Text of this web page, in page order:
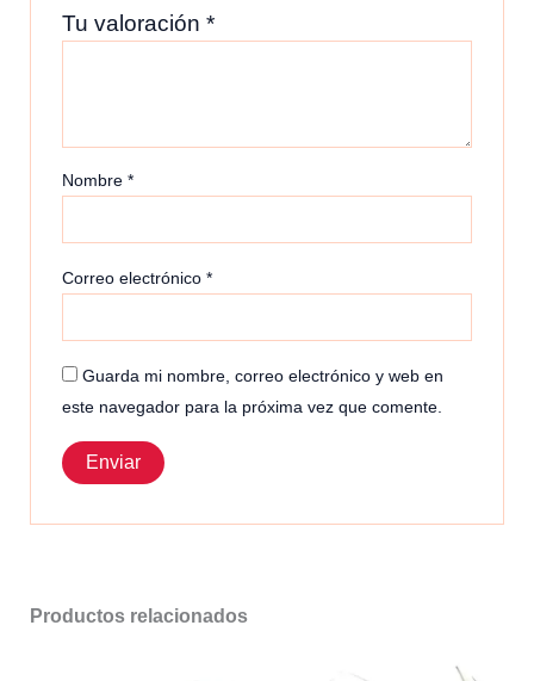
Tu valoración*
Nombre*
Correo electrónico*
Guarda mi nombre, correo electrónico y web en
este navegador para la próxima vez que comente.
Productos relacionados